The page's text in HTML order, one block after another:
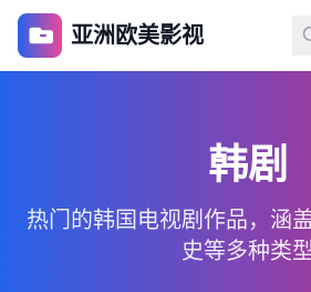
亚洲欧美影视
韩剧
热门的韩国电视剧作品，涵
史等多种类